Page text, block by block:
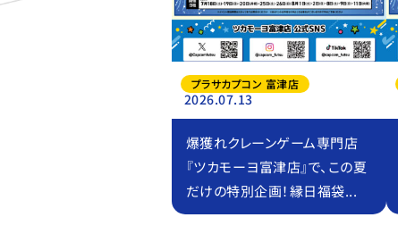
プラサカプコン 富津店
2026.07.13
爆獲れクレーンゲーム専門店
『ツカモーヨ富津店』で、この夏
だけの特別企画！縁日福袋...